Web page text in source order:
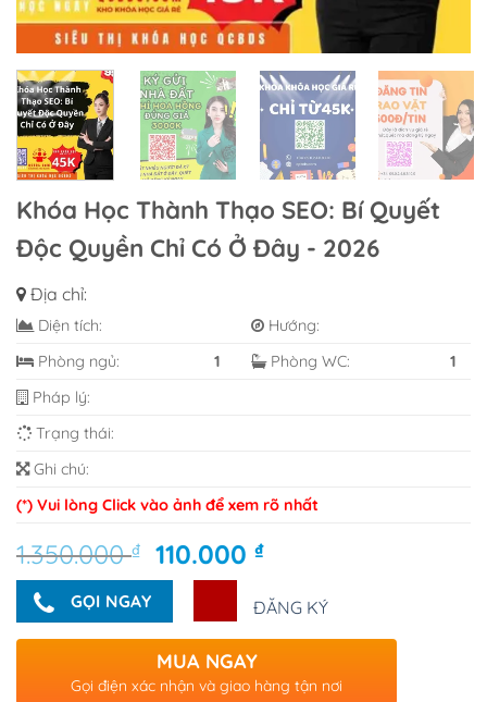
Khóa Học Thành Thạo SEO: Bí Quyết
Độc Quyền Chỉ Có Ở Đây - 2026
Địa chỉ:
Diện tích:
Hướng:
Phòng ngủ:
1 Phòng WC:
1
Pháp lý:
Trạng thái:
Ghi chú:
(*) Vui lòng Click vào ảnh để xem rõ nhất
1.350.000₫
Giá
gốc
1.350.000 ₫.
110.000₫Giá
tại
là:
GỌI NGAY ĐĂNG KÝ
MUA NGAY
Gọi điện xác nhận và giao hàng tận nơi